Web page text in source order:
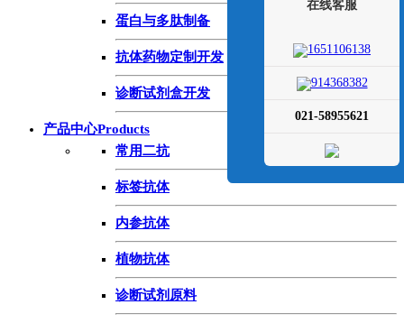
蛋白与多肽制备
抗体药物定制开发
诊断试剂盒开发
产品中心Products
常用二抗
标签抗体
内参抗体
植物抗体
诊断试剂原料
在线客服
1651106138
914368382
021-58955621